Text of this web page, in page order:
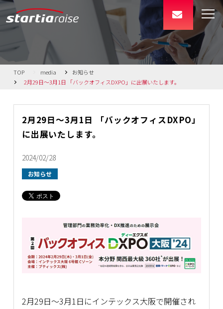
TOP media
お知らせ
2月29日～3月1日 「バックオフィスDXPO」に出展いたします。
2月29日～3月1日 「バックオフィスDXPO」
に出展いたします。
2024/02/28
お知らせ
2月29日～3月1日にインテックス大阪で開催され